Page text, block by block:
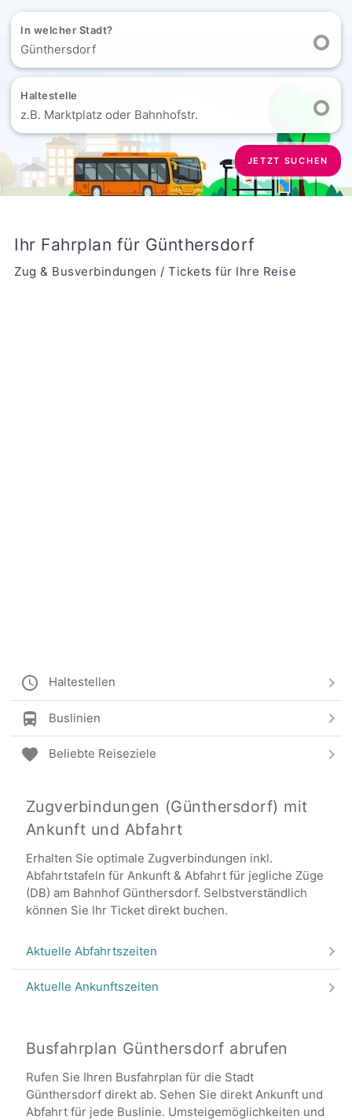
In welcher Stadt?
Günthersdorf
Haltestelle
z.B. Marktplatz oder Bahnhofstr.
JETZT SUCHEN
Ihr Fahrplan für Günthersdorf
Zug & Busverbindungen / Tickets für Ihre Reise
Haltestellen
Buslinien
Beliebte Reiseziele
Zugverbindungen (Günthersdorf) mit
Ankunft und Abfahrt
Erhalten Sie optimale Zugverbindungen inkl.
Abfahrtstafeln für Ankunft & Abfahrt für jegliche Züge
(DB) am Bahnhof Günthersdorf. Selbstverständlich
können Sie Ihr Ticket direkt buchen.
Aktuelle Abfahrtszeiten
Aktuelle Ankunftszeiten
Busfahrplan Günthersdorf abrufen
Rufen Sie Ihren Busfahrplan für die Stadt
Günthersdorf direkt ab. Sehen Sie direkt Ankunft und
Abfahrt für jede Buslinie. Umsteigemöglichkeiten und